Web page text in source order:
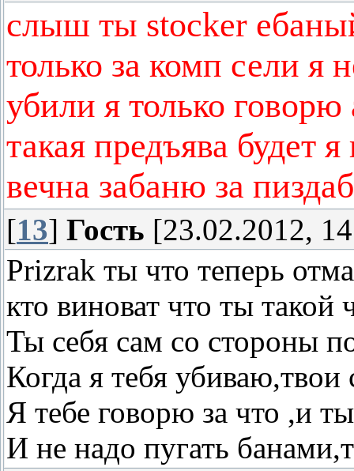
слыш ты stocker
только за комп сели я
убили я только
такая предъява будет
вечна забаню за
[13] Гость [23.02.2012,
Prizrak ты что теперь
кто виноват что ты такой
Ты себя сам со стороны
Когда я тебя
Я тебе говорю за что ,и
И не надо пугать